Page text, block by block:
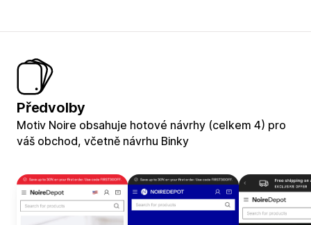
Předvolby
Motiv Noire obsahuje hotové návrhy (celkem 4) pro
váš obchod, včetně návrhu Binky